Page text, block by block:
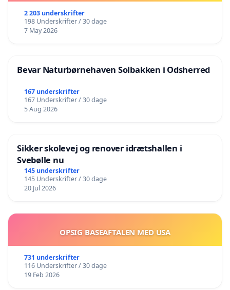
2 203 underskrifter
198 Underskrifter / 30 dage
7 May 2026
Bevar Naturbørnehaven Solbakken i Odsherred
167 underskrifter
167 Underskrifter / 30 dage
5 Aug 2026
Sikker skolevej og renover idrætshallen i
Svebølle nu
145 underskrifter
145 Underskrifter / 30 dage
20 Jul 2026
OPSIG BASEAFTALEN MED USA
731 underskrifter
116 Underskrifter / 30 dage
19 Feb 2026